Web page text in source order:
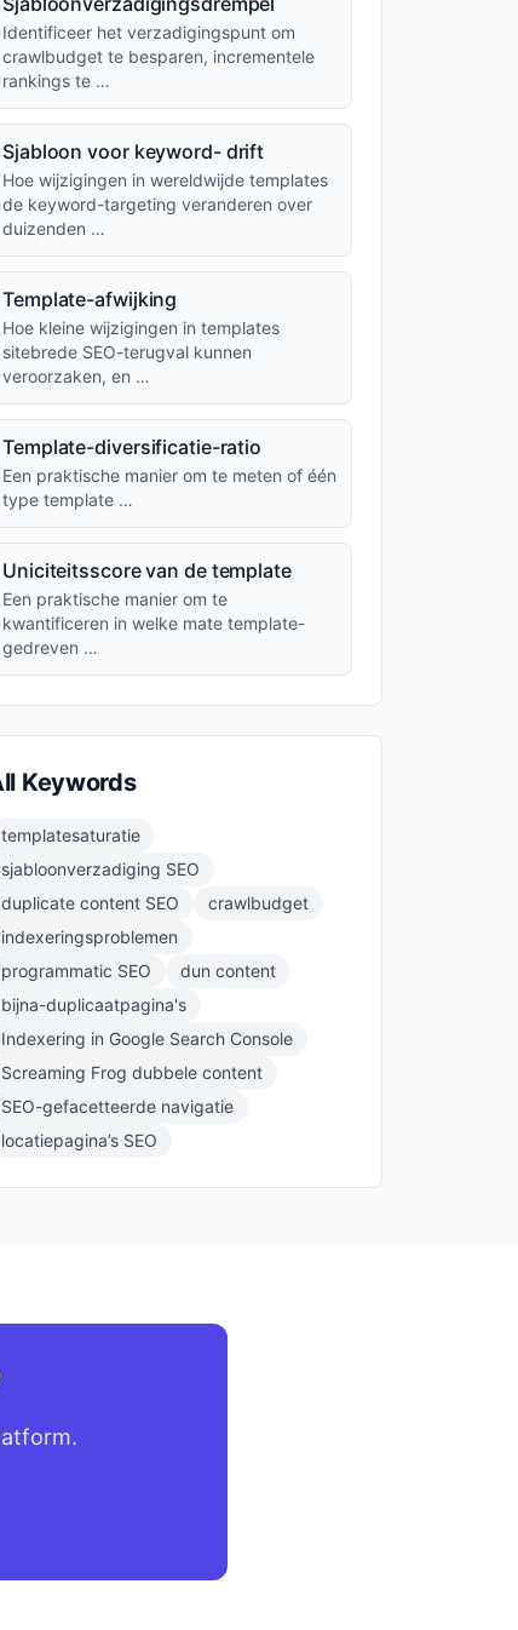
Identificeer het verzadigingspunt om
crawlbudget te besparen, incrementele
rankings te …
Sjabloon voor keyword- drift
Hoe wijzigingen in wereldwijde templates
de keyword-targeting veranderen over
duizenden …
Template-afwijking
Hoe kleine wijzigingen in templates
sitebrede SEO-terugval kunnen
veroorzaken, en …
Template-diversificatie-ratio
Een praktische manier om te meten of één
type template …
Uniciteitsscore van de template
Een praktische manier om te
kwantificeren in welke mate template-
gedreven …
Keywords
templatesaturatie
sjabloonverzadiging SEO
duplicate content SEO
crawlbudget
indexeringsproblemen
programmatic SEO
dun content
bijna-duplicaatpagina's
Indexering in Google Search Console
Screaming Frog dubbele content
SEO-gefacetteerde navigatie
locatiepagina’s SEO